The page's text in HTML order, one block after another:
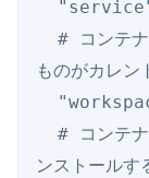
ものがカレン
ンストールす